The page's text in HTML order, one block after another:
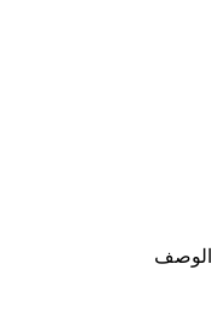
الوصف